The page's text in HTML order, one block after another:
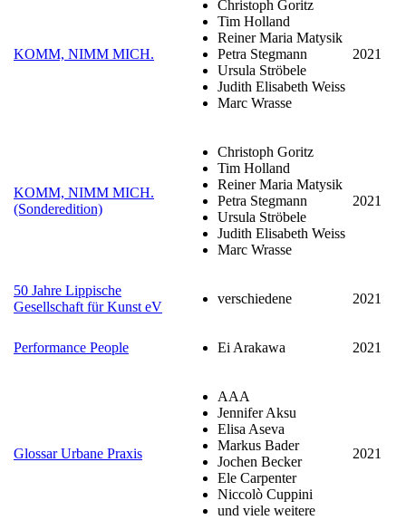
KOMM, NIMM MICH.
Christoph Goritz
Tim Holland
Reiner Maria Matysik
Petra Stegmann
Ursula Ströbele
Judith Elisabeth Weiss
Marc Wrasse
2021
KOMM, NIMM MICH.
(Sonderedition)
Christoph Goritz
Tim Holland
Reiner Maria Matysik
Petra Stegmann
Ursula Ströbele
Judith Elisabeth Weiss
Marc Wrasse
2021
50 Jahre Lippische
Gesellschaft für Kunst eV
verschiedene 2021
Performance People Ei Arakawa 2021
Glossar Urbane Praxis
AAA
Jennifer Aksu
Elisa Aseva
Markus Bader
Jochen Becker
Ele Carpenter
Niccolò Cuppini
und viele weitere
2021